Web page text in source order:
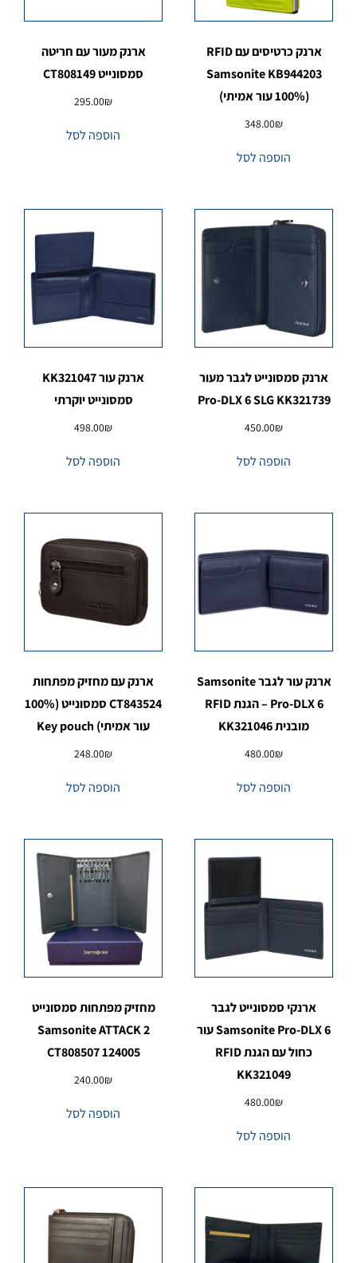
ארנק כרטיסים עם RFID
Samsonite KB944203
(100% עור אמיתי)
348.00₪
הוספה לסל
ארנק מעור עם חריטה
סמסונייט CT808149
295.00₪
הוספה לסל
ארנק סמסונייט לגבר מעור
Pro-DLX 6 SLG KK321739
450.00₪
הוספה לסל
ארנק עור KK321047
סמסונייט יוקרתי
498.00₪
הוספה לסל
ארנק עור לגבר Samsonite
Pro-DLX 6 – הגנת RFID
מובנית KK321046
480.00₪
הוספה לסל
ארנק עם מחזיק מפתחות
CT843524 סמסונייט (100%
עור אמיתי) Key pouch
248.00₪
הוספה לסל
ארנקי סמסונייט לגבר
Samsonite Pro-DLX 6 עור
כחול עם הגנת RFID
KK321049
480.00₪
הוספה לסל
מחזיק מפתחות סמסונייט
Samsonite ATTACK 2
CT808507 124005
240.00₪
הוספה לסל